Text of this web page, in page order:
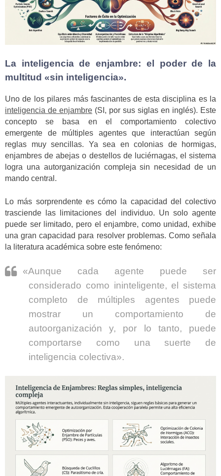
La inteligencia de enjambre: el poder de la
multitud «sin inteligencia».
Uno de los pilares más fascinantes de esta disciplina es la
inteligencia de enjambre (SI, por sus siglas en inglés). Este
concepto se basa en el comportamiento colectivo
emergente de múltiples agentes que interactúan según
reglas muy sencillas. Ya sea en colonias de hormigas,
enjambres de abejas o destellos de luciérnagas, el sistema
logra una autorganización compleja sin necesidad de un
mando central.
Lo más sorprendente es cómo la capacidad del colectivo
trasciende las limitaciones del individuo. Un solo agente
puede ser limitado, pero el enjambre, como unidad, exhibe
una gran capacidad para resolver problemas. Como señala
la literatura académica sobre este fenómeno:
«Aunque cada agente puede ser
considerado como ininteligente, el sistema
completo de múltiples agentes puede
mostrar un comportamiento de
autoorganización y, por lo tanto, puede
comportarse como una suerte de
inteligencia colectiva».